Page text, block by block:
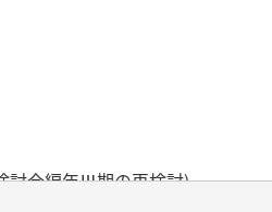
検討会編年Ⅲ期の再検討)